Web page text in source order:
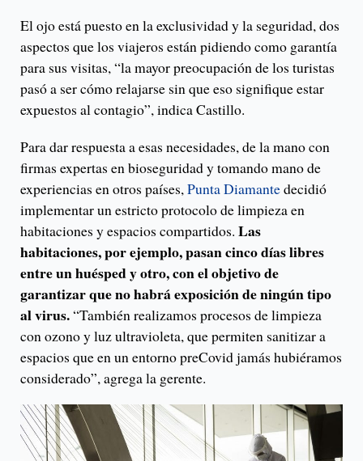
El ojo está puesto en la exclusividad y la seguridad, dos
aspectos que los viajeros están pidiendo como garantía
para sus visitas, “la mayor preocupación de los turistas
pasó a ser cómo relajarse sin que eso signifique estar
expuestos al contagio”, indica Castillo.
Para dar respuesta a esas necesidades, de la mano con
firmas expertas en bioseguridad y tomando mano de
experiencias en otros países,Punta Diamantedecidió
implementar un estricto protocolo de limpieza en
habitaciones y espacios compartidos. Las
habitaciones, por ejemplo, pasan cinco días libres
entre un huésped y otro, con el objetivo de
garantizar que no habrá exposición de ningún tipo
al virus.“También realizamos procesos de limpieza
con ozono y luz ultravioleta, que permiten sanitizar a
espacios que en un entorno preCovid jamás hubiéramos
considerado”, agrega la gerente.